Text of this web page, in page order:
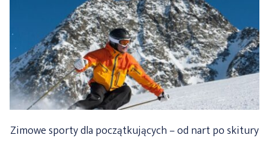
Zimowe sporty dla początkujących – od nart po skitury